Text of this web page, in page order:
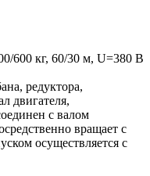
600 кг, 60/30 м, U=380 В
редуктора,
двигателя,
с валом
вращает с
осуществляется с